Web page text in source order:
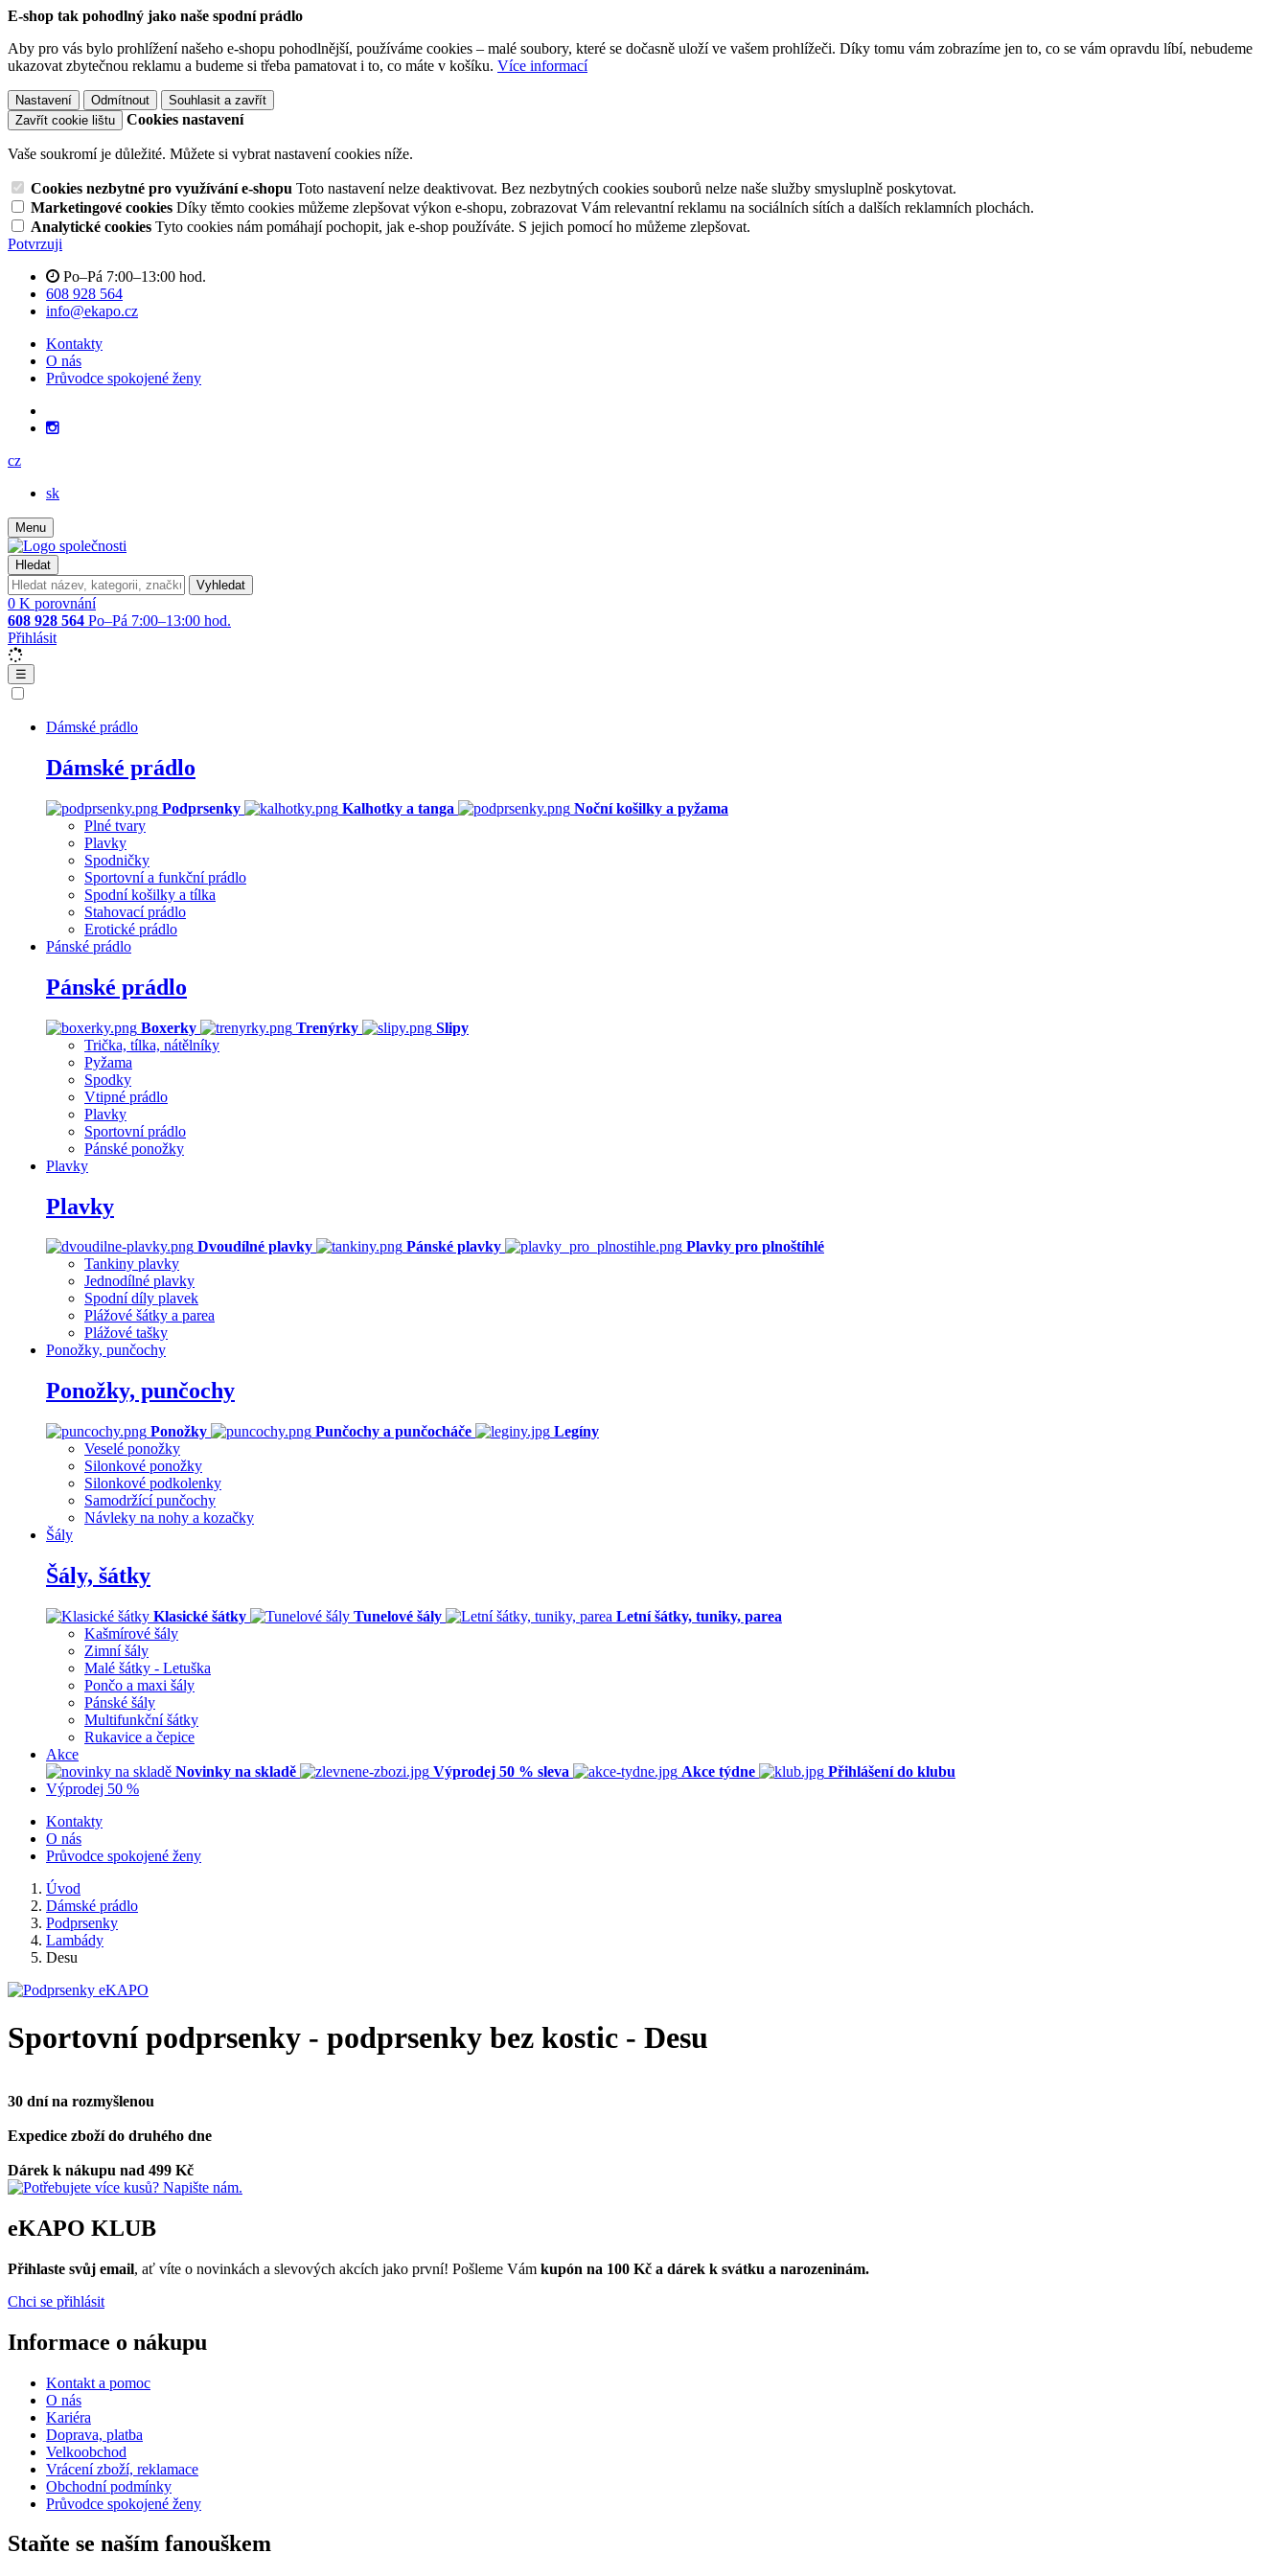
E-shop tak pohodlný jako naše spodní prádlo
Aby pro vás bylo prohlížení našeho e-shopu pohodlnější, používáme cookies – malé soubory, které se dočasně uloží ve vašem prohlížeči. Díky tomu vám zobrazíme jen to, co se vám opravdu líbí, nebudeme
ukazovat zbytečnou reklamu a budeme si třeba pamatovat i to, co máte v košíku. Více informací
Nastavení Odmítnout
Souhlasit a zavřít
Zavřít cookie lištu
Cookies nastavení
Vaše soukromí je důležité. Můžete si vybrat nastavení cookies níže.
Cookies nezbytné pro využívání e-shopu Toto nastavení nelze deaktivovat. Bez nezbytných cookies souborů nelze naše služby smysluplně poskytovat.
Marketingové cookies Díky těmto cookies můžeme zlepšovat výkon e-shopu, zobrazovat Vám relevantní reklamu na sociálních sítích a dalších reklamních plochách.
Analytické cookies Tyto cookies nám pomáhají pochopit, jak e-shop používáte. S jejich pomocí ho můžeme zlepšovat.
Potvrzuji
Po–Pá 7:00–13:00 hod.
608 928 564
info@ekapo.cz
Kontakty
O nás
Průvodce spokojené ženy
cz
sk
Menu
Hledat
Vyhledat
0 K porovnání
608 928 564 Po–Pá 7:00–13:00 hod.
Přihlásit
☰
Dámské prádlo
Dámské prádlo
Podprsenky Kalhotky a tanga
Noční košilky a pyžama
Plné tvary
Plavky
Spodničky
Sportovní a funkční prádlo
Spodní košilky a tílka
Stahovací prádlo
Erotické prádlo
Pánské prádlo
Pánské prádlo
Boxerky Trenýrky
Slipy
Trička, tílka, nátělníky
Pyžama
Spodky
Vtipné prádlo
Plavky
Sportovní prádlo
Pánské ponožky
Plavky
Plavky
Dvoudílné plavky Pánské plavky
Plavky pro plnoštíhlé
Tankiny plavky
Jednodílné plavky
Spodní díly plavek
Plážové šátky a parea
Plážové tašky
Ponožky, punčochy
Ponožky, punčochy
Ponožky Punčochy a punčocháče
Legíny
Veselé ponožky
Silonkové ponožky
Silonkové podkolenky
Samodržící punčochy
Návleky na nohy a kozačky
Šály
Šály, šátky
Klasické šátky Tunelové šály
Letní šátky, tuniky, parea
Kašmírové šály
Zimní šály
Malé šátky - Letuška
Pončo a maxi šály
Pánské šály
Multifunkční šátky
Rukavice a čepice
Akce
Novinky na skladě
Výprodej 50 % sleva Akce týdne
Přihlášení do klubu
Výprodej 50 %
Kontakty
O nás
Průvodce spokojené ženy
Úvod
Dámské prádlo
Podprsenky
Lambády
Desu
Sportovní podprsenky - podprsenky bez kostic - Desu
30 dní na rozmyšlenou
Expedice zboží do druhého dne
Dárek k nákupu nad 499 Kč
eKAPO KLUB
Přihlaste svůj email, ať víte o novinkách a slevových akcích jako první! Pošleme Vám kupón na 100 Kč a dárek k svátku a narozeninám.
Chci se přihlásit
Informace o nákupu
Kontakt a pomoc
O nás
Kariéra
Doprava, platba
Velkoobchod
Vrácení zboží, reklamace
Obchodní podmínky
Průvodce spokojené ženy
Staňte se naším fanouškem